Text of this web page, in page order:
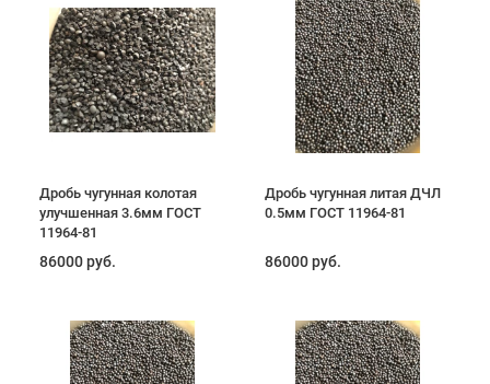
Дробь чугунная колотая
улучшенная 3.6мм ГОСТ
11964-81
86000 руб.
Дробь чугунная литая ДЧЛ
0.5мм ГОСТ 11964-81
86000 руб.